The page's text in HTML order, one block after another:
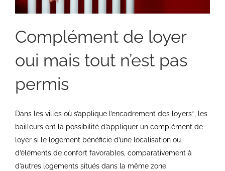
Nous
Complément de loyer
oui mais tout n’est pas
permis
Dans les villes où s’applique l’encadrement des loyers*, les
bailleurs ont la possibilité d’appliquer un complément de
loyer si le logement bénéficie d’une localisation ou
d’éléments de confort favorables, comparativement à
d’autres logements situés dans la même zone